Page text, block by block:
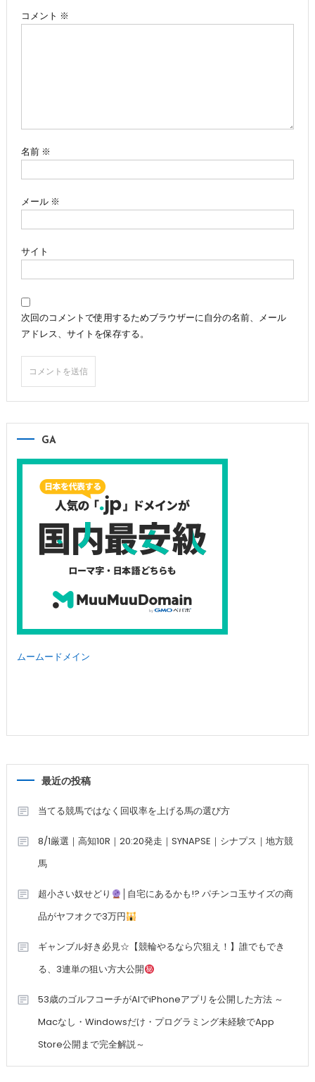
ゲコメント ※
名前 ※
メール ※
サイト
次回のコメントで使用するためブラウザーに自分の名前、メール
アドレス、サイトを保存する。
GA
ムームードメイン
最近の投稿
当てる競馬ではなく回収率を上げる馬の選び方
8/1厳選｜高知10R｜20:20発走｜SYNAPSE｜シナプス｜地方競
馬
超小さい奴せどり
│自宅にあるかも!? パチンコ玉サイズの商
品がヤフオクで3万円
ギャンブル好き必見☆【競輪やるなら穴狙え！】誰でもでき
る、3連単の狙い方大公開
53歳のゴルフコーチがAIでiPhoneアプリを公開した方法 ～
Macなし・Windowsだけ・プログラミング未経験でApp
Store公開まで完全解説～